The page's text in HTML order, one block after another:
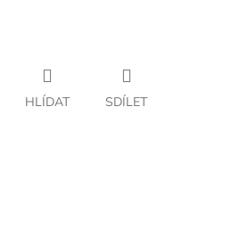
HLÍDAT SDÍLET